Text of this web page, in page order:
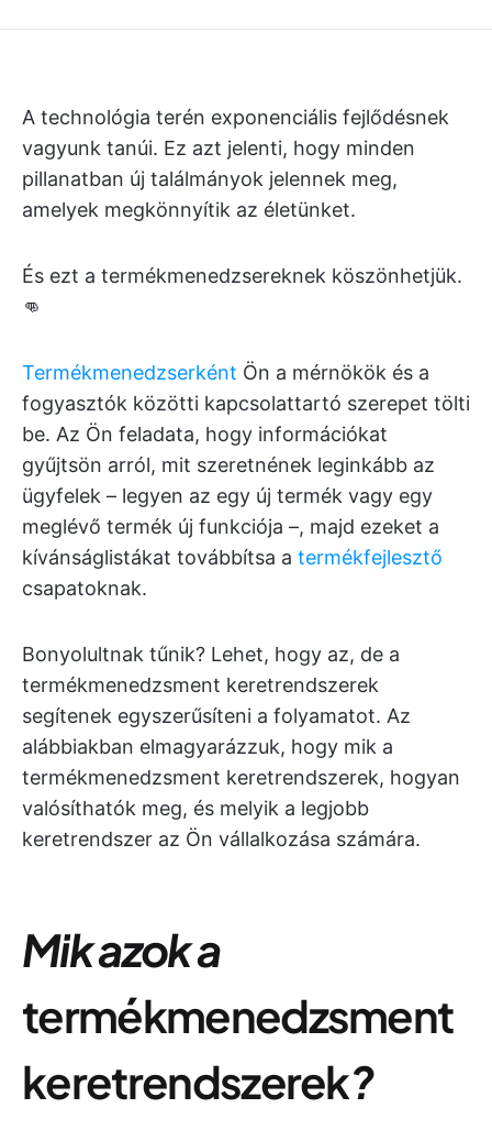
A technológia terén exponenciális fejlődésnek
vagyunk tanúi. Ez azt jelenti, hogy minden
pillanatban új találmányok jelennek meg,
amelyek megkönnyítik az életünket.
És ezt a termékmenedzsereknek köszönhetjük.
👊
Termékmenedzserként Ön a mérnökök és a
fogyasztók közötti kapcsolattartó szerepet tölti
be. Az Ön feladata, hogy információkat
gyűjtsön arról, mit szeretnének leginkább az
ügyfelek – legyen az egy új termék vagy egy
meglévő termék új funkciója –, majd ezeket a
kívánságlistákat továbbítsa a termékfejlesztő
csapatoknak.
Bonyolultnak tűnik? Lehet, hogy az, de a
termékmenedzsment keretrendszerek
segítenek egyszerűsíteni a folyamatot. Az
alábbiakban elmagyarázzuk, hogy mik a
termékmenedzsment keretrendszerek, hogyan
valósíthatók meg, és melyik a legjobb
keretrendszer az Ön vállalkozása számára.
Mik azok a
termékmenedzsment
keretrendszerek?